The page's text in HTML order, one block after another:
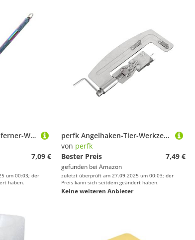
perfk Angelhaken-Entferner-Werkzeug Angelgerät Schnurknoten Schnelles Entkoppeln Aushaken-Werkzeug Angelhaken-Entferner für Stauseen
7,09 €
um 00:03; der
haben.
perfk Angelhaken-Tier-Werkzeug, Edelstahl, tragbar, leichte Ausrüstung, Hakenbindung, Angelhaken, Knotenmaschine für Karpfenangeln, Angelhaken, im Freien
von perfk
Bester Preis
7,49 €
gefunden bei Amazon
zuletzt überprüft am 27.09.2025 um 00:03; der
Preis kann sich seitdem geändert haben.
Keine weiteren Anbieter